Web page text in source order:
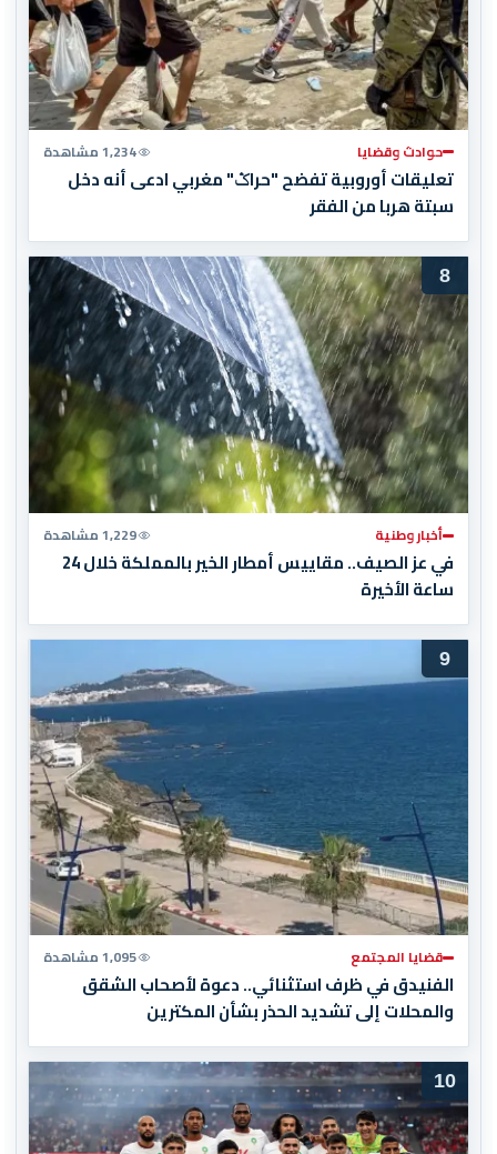
حوادث وقضايا 1,234 مشاهدة
تعليقات أوروبية تفضح "حراݣ" مغربي ادعى أنه دخل
سبتة هربا من الفقر
8
أخبار وطنية 1,229 مشاهدة
في عز الصيف.. مقاييس أمطار الخير بالمملكة خلال 24
ساعة الأخيرة
9
قضايا المجتمع 1,095 مشاهدة
الفنيدق في ظرف استثنائي.. دعوة لأصحاب الشقق
والمحلات إلى تشديد الحذر بشأن المكترين
10